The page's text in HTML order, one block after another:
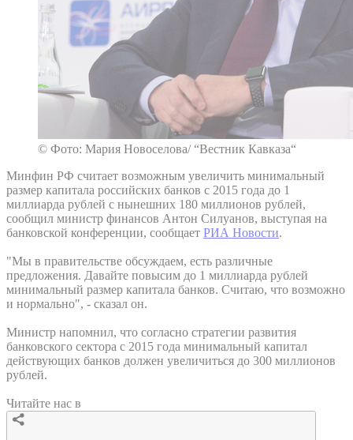
© Фото: Мария Новоселова/ “Вестник Кавказа“
Минфин РФ считает возможным увеличить минимальный
размер капитала российских банков с 2015 года до 1
миллиарда рублей с нынешних 180 миллионов рублей,
сообщил министр финансов Антон Силуанов, выступая на
банковской конференции, сообщает РИА Новости.
"Мы в правительстве обсуждаем, есть различные
предложения. Давайте повысим до 1 миллиарда рублей
минимальный размер капитала банков. Считаю, что возможно
и нормально", - сказал он.
Министр напомнил, что согласно стратегии развития
банковского сектора с 2015 года минимальный капитал
действующих банков должен увеличиться до 300 миллионов
рублей.
Читайте нас в